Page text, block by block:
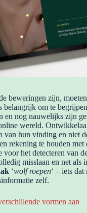
beweringen zijn,
om te
en nog nauwelijks zijn
wereld.
van hun vinding en niet
rekening te houden met
voor het detecteren van
misslaan en net als
‘wolf roepen‘ – iets
zelf.
vormen aan